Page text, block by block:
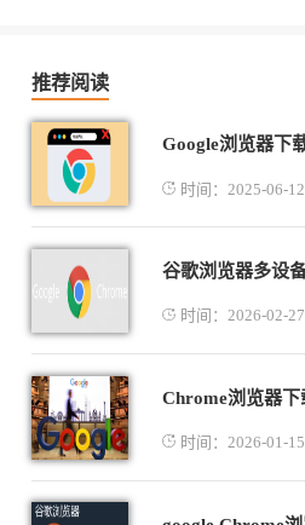
推荐阅读
时间：2025-06-12
时间：2026-02-27
时间：2026-01-15